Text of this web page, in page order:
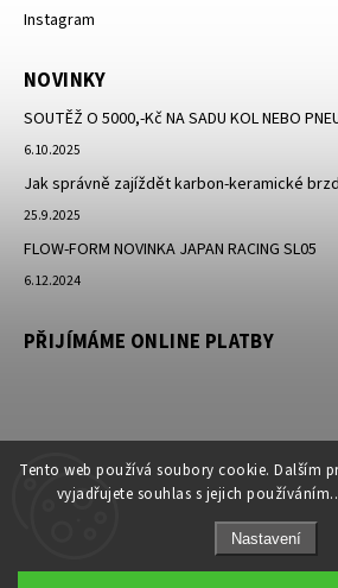
Tento web používá soubory cookie. Dalším
vyjadřujete souhlas s jejich
Nastavení
Instagram
NOVINKY
SOUTĚŽ O 5000,-Kč NA SADU KOL NEBO
6.10.2025
Jak správně zajíždět karbon-keramické
25.9.2025
FLOW-FORM NOVINKA JAPAN RACING SL05
6.12.2024
PŘIJÍMÁME ONLINE PLATBY